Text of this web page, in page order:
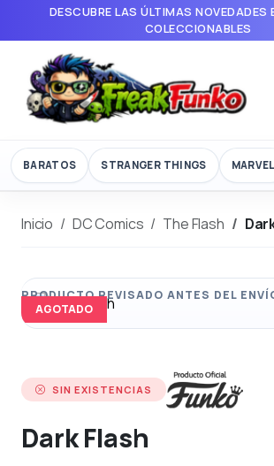
DESCUBRE LAS ÚLTIMAS NOVEDADES
COLECCIONABLES
BARATOS STRANGER THINGS MARVEL
Inicio DC Comics The Flash
AGOTADO
SIN EXISTENCIAS
Dark Flash